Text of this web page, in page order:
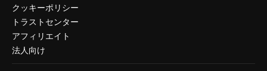
クッキーポリシー
トラストセンター
アフィリエイト
法人向け